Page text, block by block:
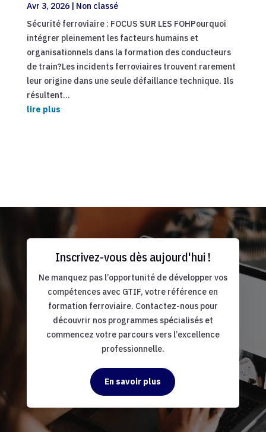
Avr 3, 2026| Non classé
Sécurité ferroviaire : FOCUS SUR LES FOHPourquoi
intégrer pleinement les facteurs humains et
organisationnels dans la formation des conducteurs
de train?Les incidents ferroviaires trouvent rarement
leur origine dans une seule défaillance technique. Ils
résultent...
lire plus
Inscrivez-vous dès aujourd'hui !
Ne manquez pas l’opportunité de développer vos
compétences avec GTIF, votre référence en
formation ferroviaire. Contactez-nous pour
découvrir nos programmes spécialisés et
commencez votre parcours vers l’excellence
professionnelle.
En savoir plus